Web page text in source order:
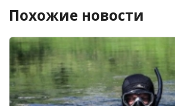
Похожие новости